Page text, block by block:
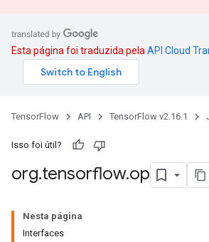
Esta página foi traduzida pela API Cloud
TensorFlow API TensorFlow v2.16.1
Isso foi útil?
org.tensorflow.op
Nesta página
Interfaces